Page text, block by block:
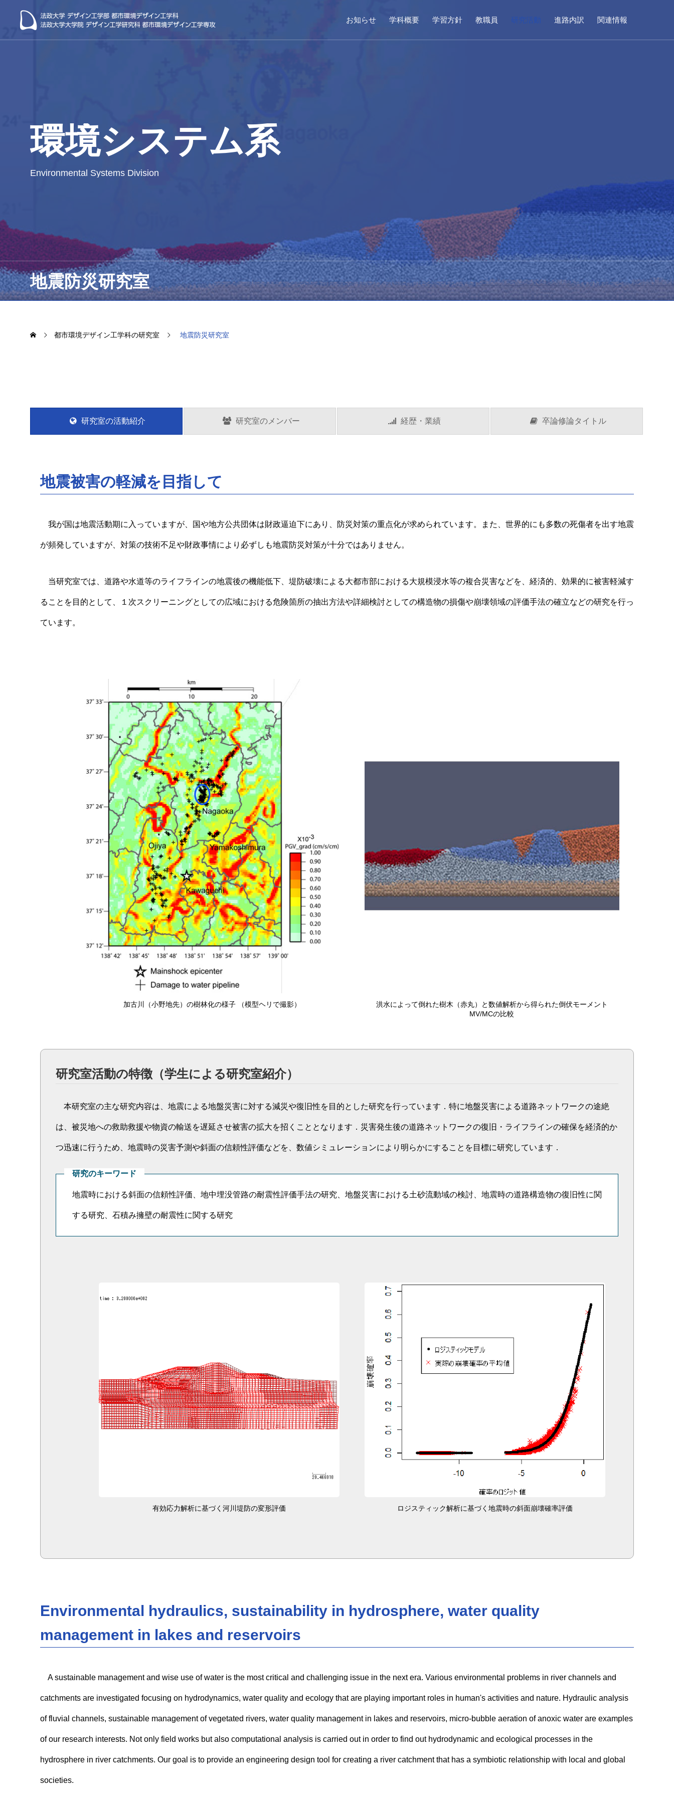
お知らせ 学科概要 学習方針 教職員 研究活動 進路内訳 関連情報
高見 公雄 教授（Kimio TAKAMI）
Laboratories
都市環境デザイン工学科の研究室
都市プランニング系
社会空間情報研究室
地震防災研究室
水文気象環境研究室
コンクリート材料研究室
鋼構造研究室
構造解析研究室
機械学習研究室
地震防災研究室
環境システム系
Environmental Systems Division
都市環境デザイン工学科の研究室 地震防災研究室
研究室の活動紹介 研究室のメンバー 経歴・業績 卒論修論タイトル
地震被害の軽減を目指して
我が国は地震活動期に入っていますが、国や地方公共団体は財政逼迫下にあり、防災対策の重点化が求められています。また、世界的にも多数の死傷者を出す地震
が頻発していますが、対策の技術不足や財政事情により必ずしも地震防災対策が十分ではありません。
当研究室では、道路や水道等のライフラインの地震後の機能低下、堤防破壊による大都市部における大規模浸水等の複合災害などを、経済的、効果的に被害軽減す
ることを目的として、１次スクリーニングとしての広域における危険箇所の抽出方法や詳細検討としての構造物の損傷や崩壊領域の評価手法の確立などの研究を行っ
ています。
加古川（小野地先）の樹林化の様子 （模型ヘリで撮影）
洪水によって倒れた樹木（赤丸）と数値解析から得られた倒伏モーメント
MV/MCの比較
研究室活動の特徴（学生による研究室紹介）
本研究室の主な研究内容は、地震による地盤災害に対する減災や復旧性を目的とした研究を行っています．特に地盤災害による道路ネットワークの途絶
は、被災地への救助救援や物資の輸送を遅延させ被害の拡大を招くこととなります．災害発生後の道路ネットワークの復旧・ライフラインの確保を経済的か
つ迅速に行うため、地震時の災害予測や斜面の信頼性評価などを、数値シミュレーションにより明らかにすることを目標に研究しています．
研究のキーワード
地震時における斜面の信頼性評価、地中埋没管路の耐震性評価手法の研究、地盤災害における土砂流動域の検討、地震時の道路構造物の復旧性に関
する研究、石積み擁壁の耐震性に関する研究
有効応力解析に基づく河川堤防の変形評価 ロジスティック解析に基づく地震時の斜面崩壊確率評価
Environmental hydraulics, sustainability in hydrosphere, water quality
management in lakes and reservoirs
A sustainable management and wise use of water is the most critical and challenging issue in the next era. Various environmental problems in river channels and
catchments are investigated focusing on hydrodynamics, water quality and ecology that are playing important roles in human's activities and nature. Hydraulic analysis
of fluvial channels, sustainable management of vegetated rivers, water quality management in lakes and reservoirs, micro-bubble aeration of anoxic water are examples
of our research interests. Not only field works but also computational analysis is carried out in order to find out hydrodynamic and ecological processes in the
hydrosphere in river catchments. Our goal is to provide an engineering design tool for creating a river catchment that has a symbiotic relationship with local and global
societies.